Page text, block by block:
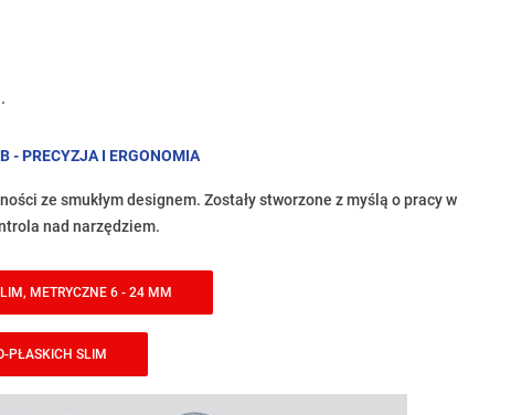
- PRECYZJA I ERGONOMIA
ze smukłym designem. Zostały stworzone z myślą o pracy w
nad narzędziem.
METRYCZNE 6 - 24 MM
PŁASKICH SLIM